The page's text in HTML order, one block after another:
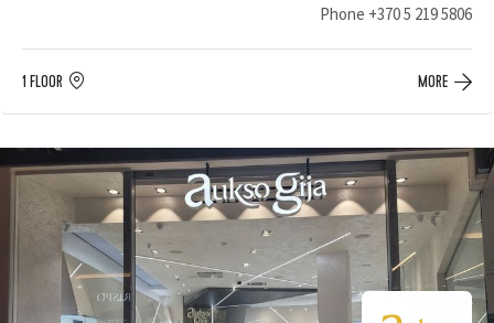
Phone +370 5 219 5806
1 FLOOR MORE